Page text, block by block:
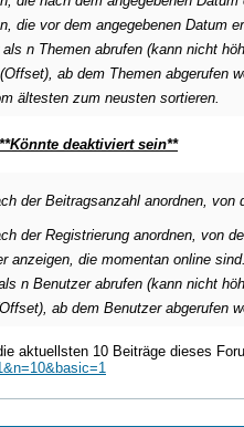
die vor dem angegebenen Datum
n Themen abrufen (kann nicht
ab dem Themen abgerufen
ältesten zum neusten sortieren.
**Könnte deaktiviert sein**
der Beitragsanzahl anordnen, von
der Registrierung anordnen, von
anzeigen, die momentan online sind.
n Benutzer abrufen (kann nicht
ab dem Benutzer abgerufen
aktuellsten 10 Beiträge dieses